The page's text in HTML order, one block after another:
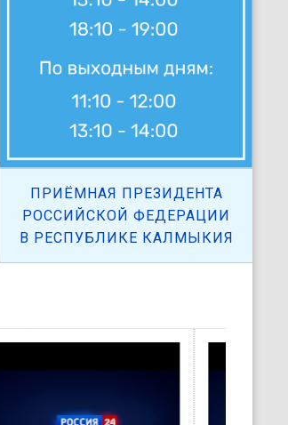
ПРИЁМНАЯ ПРЕЗИДЕНТА
РОССИЙСКОЙ ФЕДЕРАЦИИ
В РЕСПУБЛИКЕ КАЛМЫКИЯ